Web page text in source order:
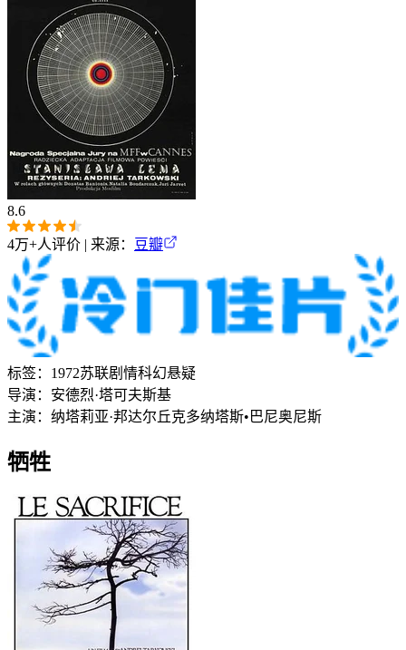
8.6
4万+人评价 | 来源： 豆瓣
标签： 1972苏联剧情科幻悬疑
导演： 安德烈·塔可夫斯基
主演： 纳塔莉亚·邦达尔丘克多纳塔斯•巴尼奥尼斯
牺牲